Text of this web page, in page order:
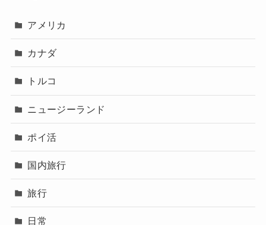
アメリカ
カナダ
トルコ
ニュージーランド
ポイ活
国内旅行
旅行
日常